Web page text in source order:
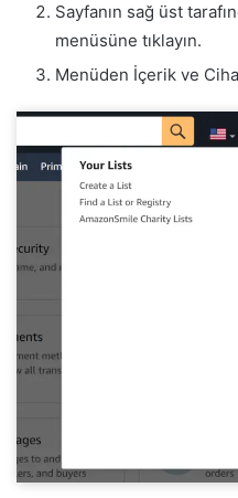
Sayfanın sağ üst
menüsüne tıklayın.
Menüden İçerik ve